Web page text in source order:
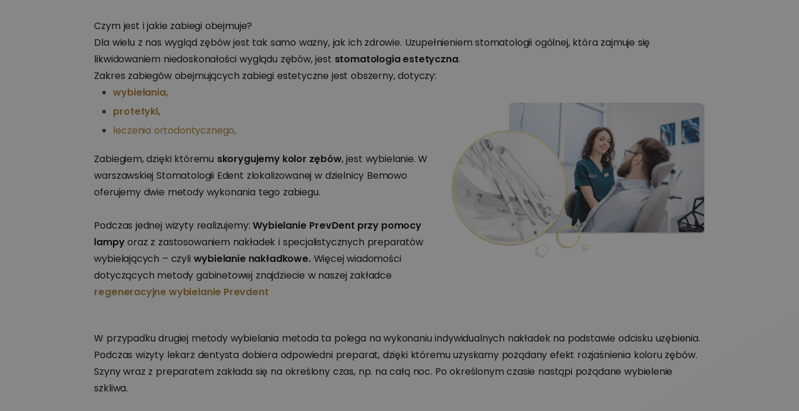
Czym jest i jakie zabiegi obejmuje?
Dla wielu z nas wygląd zębów jest tak samo ważny, jak ich zdrowie. Uzupełnieniem stomatologii ogólnej, która zajmuje się
likwidowaniem niedoskonałości wyglądu zębów, jest stomatologia estetyczna.
Zakres zabiegów obejmujących zabiegi estetyczne jest obszerny, dotyczy:
wybielania,
protetyki,
leczenia ortodontycznego,
Zabiegiem, dzięki któremu skorygujemy kolor zębów, jest wybielanie. W
warszawskiej Stomatologii Edent zlokalizowanej w dzielnicy Bemowo
oferujemy dwie metody wykonania tego zabiegu.
Podczas jednej wizyty realizujemy:Wybielanie PrevDent przy pomocy
lampyoraz z zastosowaniem nakładek i specjalistycznych preparatów
wybielających – czyli wybielanie nakładkowe.Więcej wiadomości
dotyczących metody gabinetowej znajdziecie w naszej zakładce
regeneracyjne wybielanie Prevdent
W przypadku drugiej metody wybielania metoda ta polega na wykonaniu indywidualnych nakładek na podstawie odcisku uzębienia.
Podczas wizyty lekarz dentysta dobiera odpowiedni preparat, dzięki któremu uzyskamy pożądany efekt rozjaśnienia koloru zębów.
Szyny wraz z preparatem zakłada się na określony czas, np. na całą noc. Po określonym czasie nastąpi pożądane wybielenie
szkliwa.